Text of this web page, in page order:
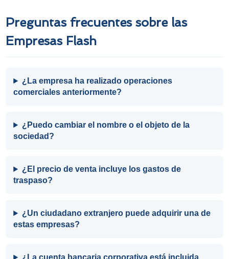
Preguntas frecuentes sobre las
Empresas Flash
¿La empresa ha realizado operaciones
comerciales anteriormente?
¿Puedo cambiar el nombre o el objeto de la
sociedad?
¿El precio de venta incluye los gastos de
traspaso?
¿Un ciudadano extranjero puede adquirir una de
estas empresas?